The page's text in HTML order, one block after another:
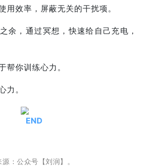
用效率，屏蔽无关的干扰项。
余，通过冥想，快速给自己充电，
帮你训练心力。
力。
END
：公众号【刘润】。